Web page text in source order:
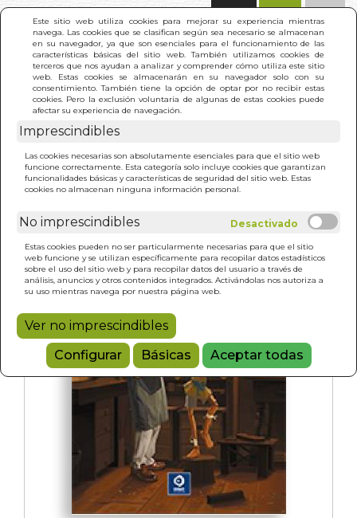
Este sitio web utiliza cookies para mejorar su experiencia mientras
navega. Las cookies que se clasifican según sea necesario se almacenan
en su navegador, ya que son esenciales para el funcionamiento de las
características básicas del sitio web. También utilizamos cookies de
terceros que nos ayudan a analizar y comprender cómo utiliza este sitio
web. Estas cookies se almacenarán en su navegador solo con su
consentimiento. También tiene la opción de optar por no recibir estas
cookies. Pero la exclusión voluntaria de algunas de estas cookies puede
afectar su experiencia de navegación.
Imprescindibles
Las cookies necesarias son absolutamente esenciales para que el sitio web
funcione correctamente. Esta categoría solo incluye cookies que garantizan
funcionalidades básicas y características de seguridad del sitio web. Estas
cookies no almacenan ninguna información personal.
No imprescindibles
Estas cookies pueden no ser particularmente necesarias para que el sitio
web funcione y se utilizan específicamente para recopilar datos estadísticos
sobre el uso del sitio web y para recopilar datos del usuario a través de
análisis, anuncios y otros contenidos integrados. Activándolas nos autoriza a
su uso mientras navega por nuestra página web.
Ver no imprescindibles
Configurar
Básicas Aceptar todas
INICIO >